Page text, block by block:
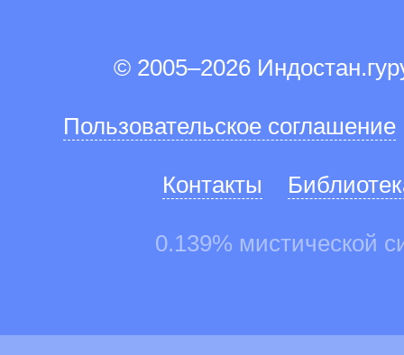
© 2005–2026
Пользовательское соглашение
Контакты
0.139% мистической